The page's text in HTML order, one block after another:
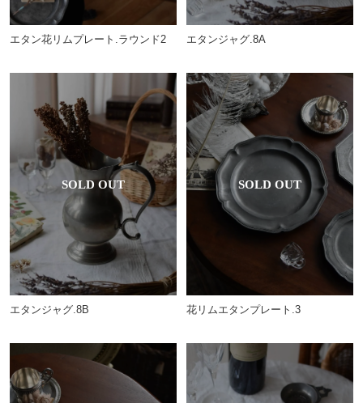
エタン花リムプレート.ラウンド2 エタンジャグ.8A
エタンジャグ.8B 花リムエタンプレート.3